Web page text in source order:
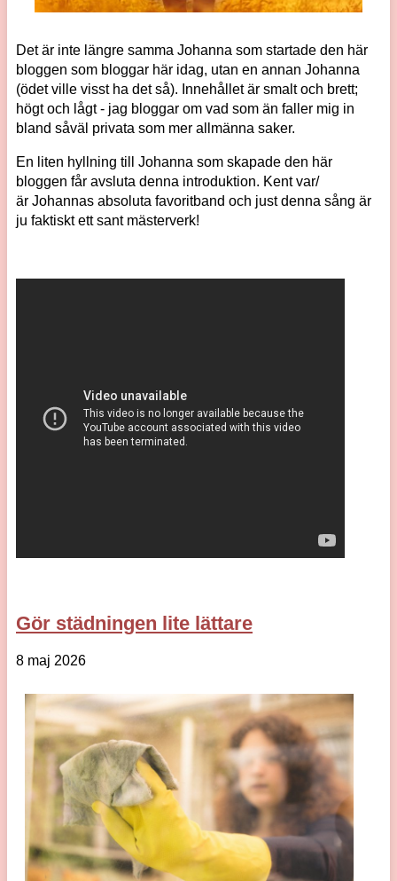
Det är inte längre samma Johanna som startade den här
bloggen som bloggar här idag, utan en annan Johanna
(ödet ville visst ha det så). Innehållet är smalt och brett;
högt och lågt - jag bloggar om vad som än faller mig in
bland såväl privata som mer allmänna saker.
En liten hyllning till Johanna som skapade den här
bloggen får avsluta denna introduktion. Kent var/
är Johannas absoluta favoritband och just denna sång är
ju faktiskt ett sant mästerverk!
Gör städningen lite lättare
8 maj 2026